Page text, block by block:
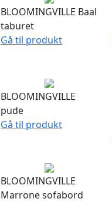
BLOOMINGVILLE Baal
taburet
Gå til produkt
BLOOMINGVILLE
pude
Gå til produkt
BLOOMINGVILLE
Marrone sofabord